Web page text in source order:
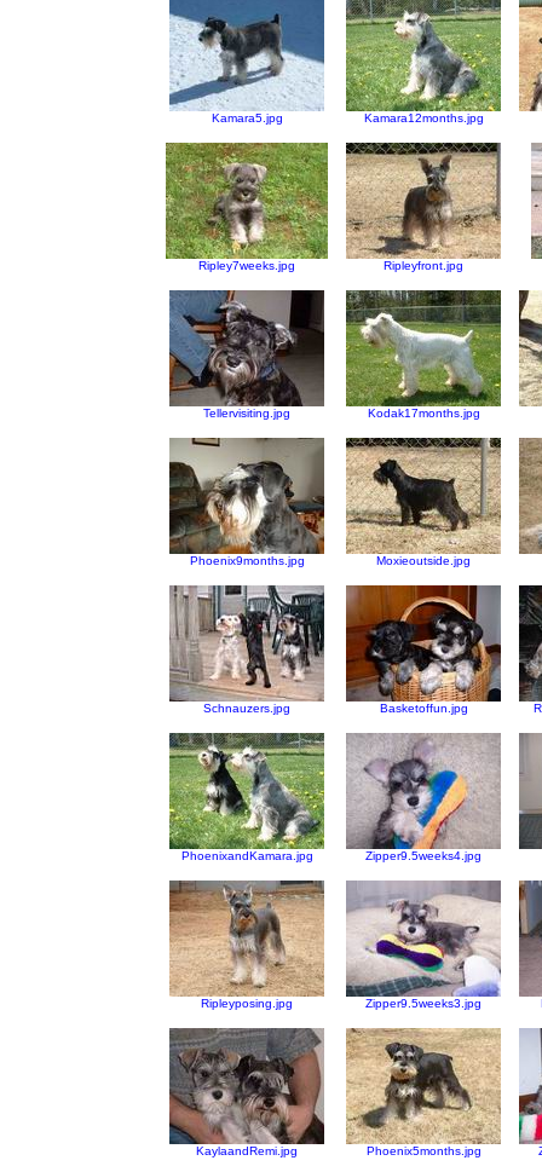
Kamara5.jpg Kamara12months.jpg
Ripley7weeks.jpg Ripleyfront.jpg
Tellervisiting.jpg Kodak17months.jpg
Phoenix9months.jpg Moxieoutside.jpg
Schnauzers.jpg Basketoffun.jpg
PhoenixandKamara.jpg Zipper9.5weeks4.jpg
Ripleyposing.jpg Zipper9.5weeks3.jpg
KaylaandRemi.jpg Phoenix5months.jpg